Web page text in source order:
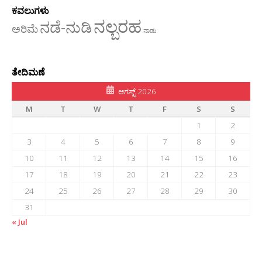
ಕವಲುಗಳು
ಅರಿಮೆನಡೆ-ನುಡಿನಲ್ಬರಹ ನಾಡು
ತೇದಿಮಣೆ
ಆಗಸ್ಟ್ 2026
M
T W T F S
S
1
2
3
4 5 6 7 8
9
10
11 12 13 14 15
16
17
18 19 20 21 22
23
24
25 26 27 28 29
30
31
« Jul